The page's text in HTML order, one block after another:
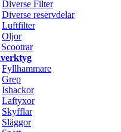
Diverse Filter
Diverse reservdelar
Luftfilter
Oljor
Fyllhammare
Grep
Ishackor
Laftyxor
Skyfflar
Släggor